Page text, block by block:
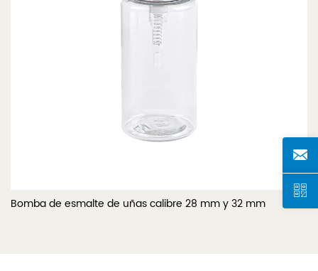
Bomba de esmalte de uñas calibre 28 mm y 32 mm